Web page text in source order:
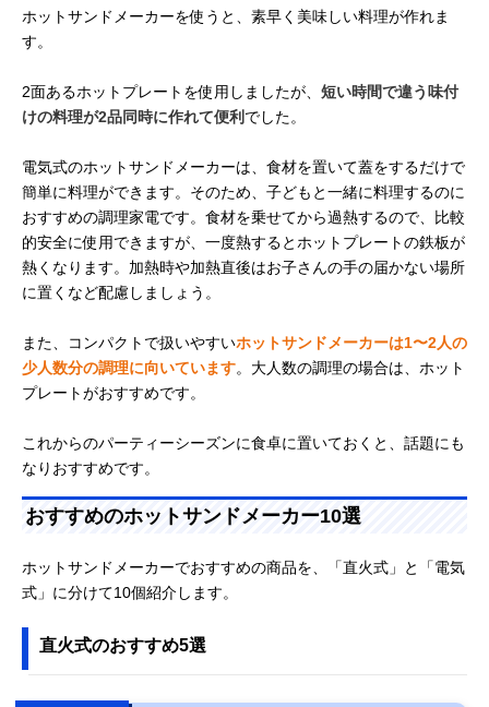
ホットサンドメーカーを使うと、素早く美味しい料理が作れま
す。
2面あるホットプレートを使用しましたが、 短い時間で違う味付
けの料理が2品同時に作れて便利 でした。
電気式のホットサンドメーカーは、食材を置いて蓋をするだけで
簡単に料理ができます。そのため、子どもと一緒に料理するのに
おすすめの調理家電です。食材を乗せてから過熱するので、比較
的安全に使用できますが、一度熱するとホットプレートの鉄板が
熱くなります。加熱時や加熱直後はお子さんの手の届かない場所
に置くなど配慮しましょう。
また、コンパクトで扱いやすいホットサンドメーカーは1〜2人の
少人数分の調理に向いています。大人数の調理の場合は、ホット
プレートがおすすめです。
これからのパーティーシーズンに食卓に置いておくと、話題にも
なりおすすめです。
おすすめのホットサンドメーカー10選
ホットサンドメーカーでおすすめの商品を、「直火式」と「電気
式」に分けて10個紹介します。
直火式のおすすめ5選